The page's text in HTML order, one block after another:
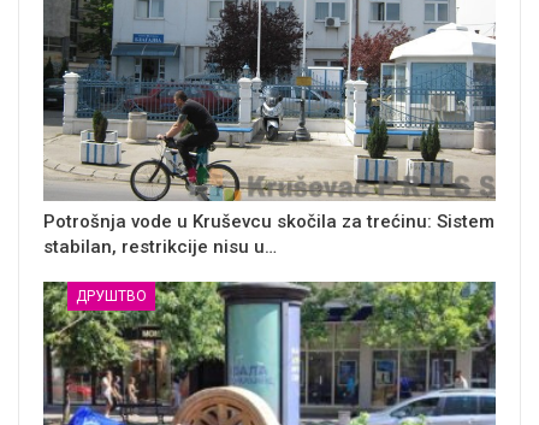
Potrošnja vode u Kruševcu skočila za trećinu: Sistem
stabilan, restrikcije nisu u…
ДРУШТВО